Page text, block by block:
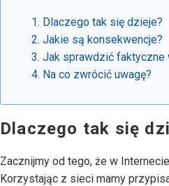
Dlaczego tak się dzieje?
Jakie są konsekwencje?
Jak sprawdzić faktyczne
Na co zwrócić uwagę?
Dlaczego tak się
Zacznijmy od tego, że w
Korzystając z sieci mamy